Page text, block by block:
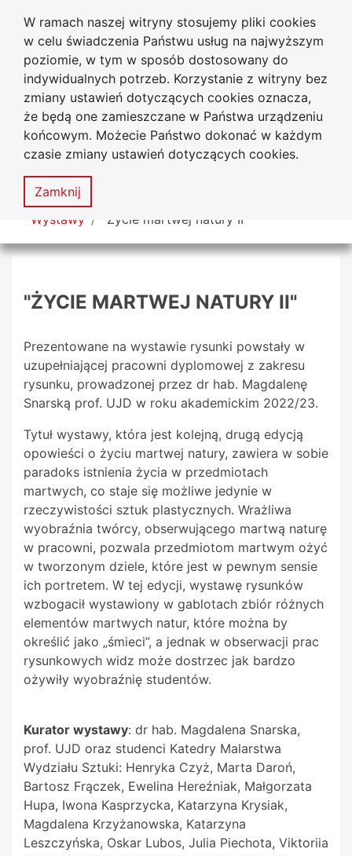
W ramach naszej witryny stosujemy pliki cookies
w celu świadczenia Państwu usług na najwyższym
poziomie, w tym w sposób dostosowany do
indywidualnych potrzeb. Korzystanie z witryny bez
zmiany ustawień dotyczących cookies oznacza,
że będą one zamieszczane w Państwa urządzeniu
końcowym. Możecie Państwo dokonać w każdym
czasie zmiany ustawień dotyczących cookies.
Zamknij
Przejdź do głównego menu
Przejdź do treści
Przejdź do wyszukiwarki
Przejdź do mapy serwisu
Biblioteka Uniwersytecka
Uniwersytetu Jana Długosza
w Częstochowie
Deklaracja
dostępności
Mapa
serwisu
MENU
Tutaj jesteś
Wystawy "Życie martwej natury II"
"ŻYCIE MARTWEJ NATURY II"
Prezentowane na wystawie rysunki powstały w
uzupełniającej pracowni dyplomowej z zakresu
rysunku, prowadzonej przez dr hab. Magdalenę
Snarską prof. UJD w roku akademickim 2022/23.
Tytuł wystawy, która jest kolejną, drugą edycją
opowieści o życiu martwej natury, zawiera w sobie
paradoks istnienia życia w przedmiotach
martwych, co staje się możliwe jedynie w
rzeczywistości sztuk plastycznych. Wrażliwa
wyobraźnia twórcy, obserwującego martwą naturę
w pracowni, pozwala przedmiotom martwym ożyć
w tworzonym dziele, które jest w pewnym sensie
ich portretem. W tej edycji, wystawę rysunków
wzbogacił wystawiony w gablotach zbiór różnych
elementów martwych natur, które można by
określić jako „śmieci”, a jednak w obserwacji prac
rysunkowych widz może dostrzec jak bardzo
ożywiły wyobraźnię studentów.
Kurator wystawy: dr hab. Magdalena Snarska,
prof. UJD oraz studenci Katedry Malarstwa
Wydziału Sztuki: Henryka Czyż, Marta Daroń,
Bartosz Frączek, Ewelina Hereźniak, Małgorzata
Hupa, Iwona Kasprzycka, Katarzyna Krysiak,
Magdalena Krzyżanowska, Katarzyna
Leszczyńska, Oskar Lubos, Julia Piechota, Viktoriia